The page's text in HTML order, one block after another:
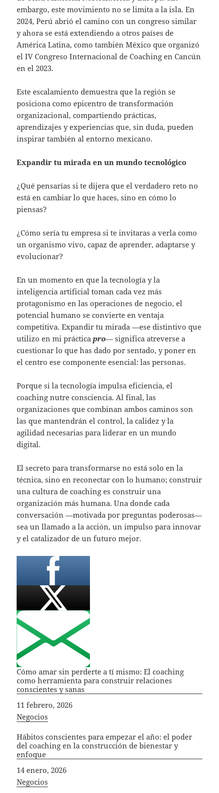
embargo, este movimiento no se limita a la isla. En
2024, Perú abrió el camino con un congreso similar
y ahora se está extendiendo a otros países de
América Latina, como también México que organizó
el IV Congreso Internacional de Coaching en Cancún
en el 2023.
Este escalamiento demuestra que la región se
posiciona como epicentro de transformación
organizacional, compartiendo prácticas,
aprendizajes y experiencias que, sin duda, pueden
inspirar también al entorno mexicano.
Expandir tu mirada en un mundo tecnológico
¿Qué pensarías si te dijera que el verdadero reto no
está en cambiar lo que haces, sino en cómo lo
piensas?
¿Cómo sería tu empresa si te invitaras a verla como
un organismo vivo, capaz de aprender, adaptarse y
evolucionar?
En un momento en que la tecnología y la
inteligencia artificial toman cada vez más
protagonismo en las operaciones de negocio, el
potencial humano se convierte en ventaja
competitiva. Expandir tu mirada —ese distintivo que
utilizo en mi prácticapro— significa atreverse a
cuestionar lo que has dado por sentado, y poner en
el centro ese componente esencial: las personas.
Porque si la tecnología impulsa eficiencia, el
coaching nutre consciencia. Al final, las
organizaciones que combinan ambos caminos son
las que mantendrán el control, la calidez y la
agilidad necesarias para liderar en un mundo
digital.
El secreto para transformarse no está solo en la
técnica, sino en reconectar con lo humano; construir
una cultura de coaching es construir una
organización más humana. Una donde cada
conversación —motivada por preguntas poderosas—
sea un llamado a la acción, un impulso para innovar
y el catalizador de un futuro mejor.
Cómo amar sin perderte a tí mismo: El coaching
como herramienta para construir relaciones
conscientes y sanas
Fecha
11 febrero, 2026
In relation to
Negocios
Hábitos conscientes para empezar el año: el poder
del coaching en la construcción de bienestar y
enfoque
Fecha
14 enero, 2026
In relation to
Negocios